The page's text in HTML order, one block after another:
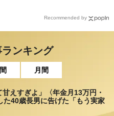
Recommended by
ランキング
月間
甘えすぎよ」〈年金月13万円・
た40歳長男に告げた「もう実家